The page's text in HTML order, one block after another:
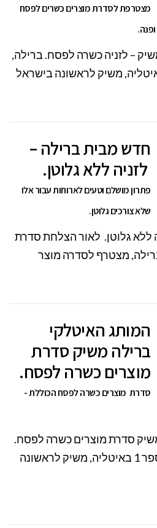
מצטרפת לסדרת מוצרים כשרים לפסח
– לזניה כשרה לפסח. ברילה,
חדש מבית ברילה –
לזניה ללא גלוטן.
פתרון מושלם וטעים לארוחות עבור אלו
שלא צורכים גלוטן.
ללא גלוטן. לאור הצלחת סדרת
מצטרף לסדרה מוצר
המותג האיטלקי
ברילה משיק סדרת
מוצרים כשרה לפסח.
סדרת מוצרים כשרה לפסח הכוללת -
סדרת מוצרים כשרה לפסח.
ברילה, מותג הפסטה מספר 1 באיטליה, משיק לראשונה